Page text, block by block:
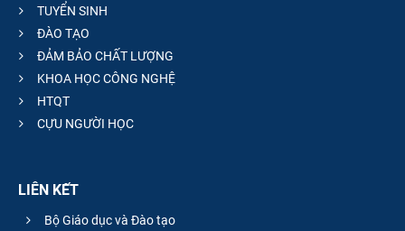
TUYỂN SINH
ĐÀO TẠO
ĐẢM BẢO CHẤT LƯỢNG
KHOA HỌC CÔNG NGHỆ
HTQT
CỰU NGƯỜI HỌC
LIÊN KẾT
Bộ Giáo dục và Đào tạo